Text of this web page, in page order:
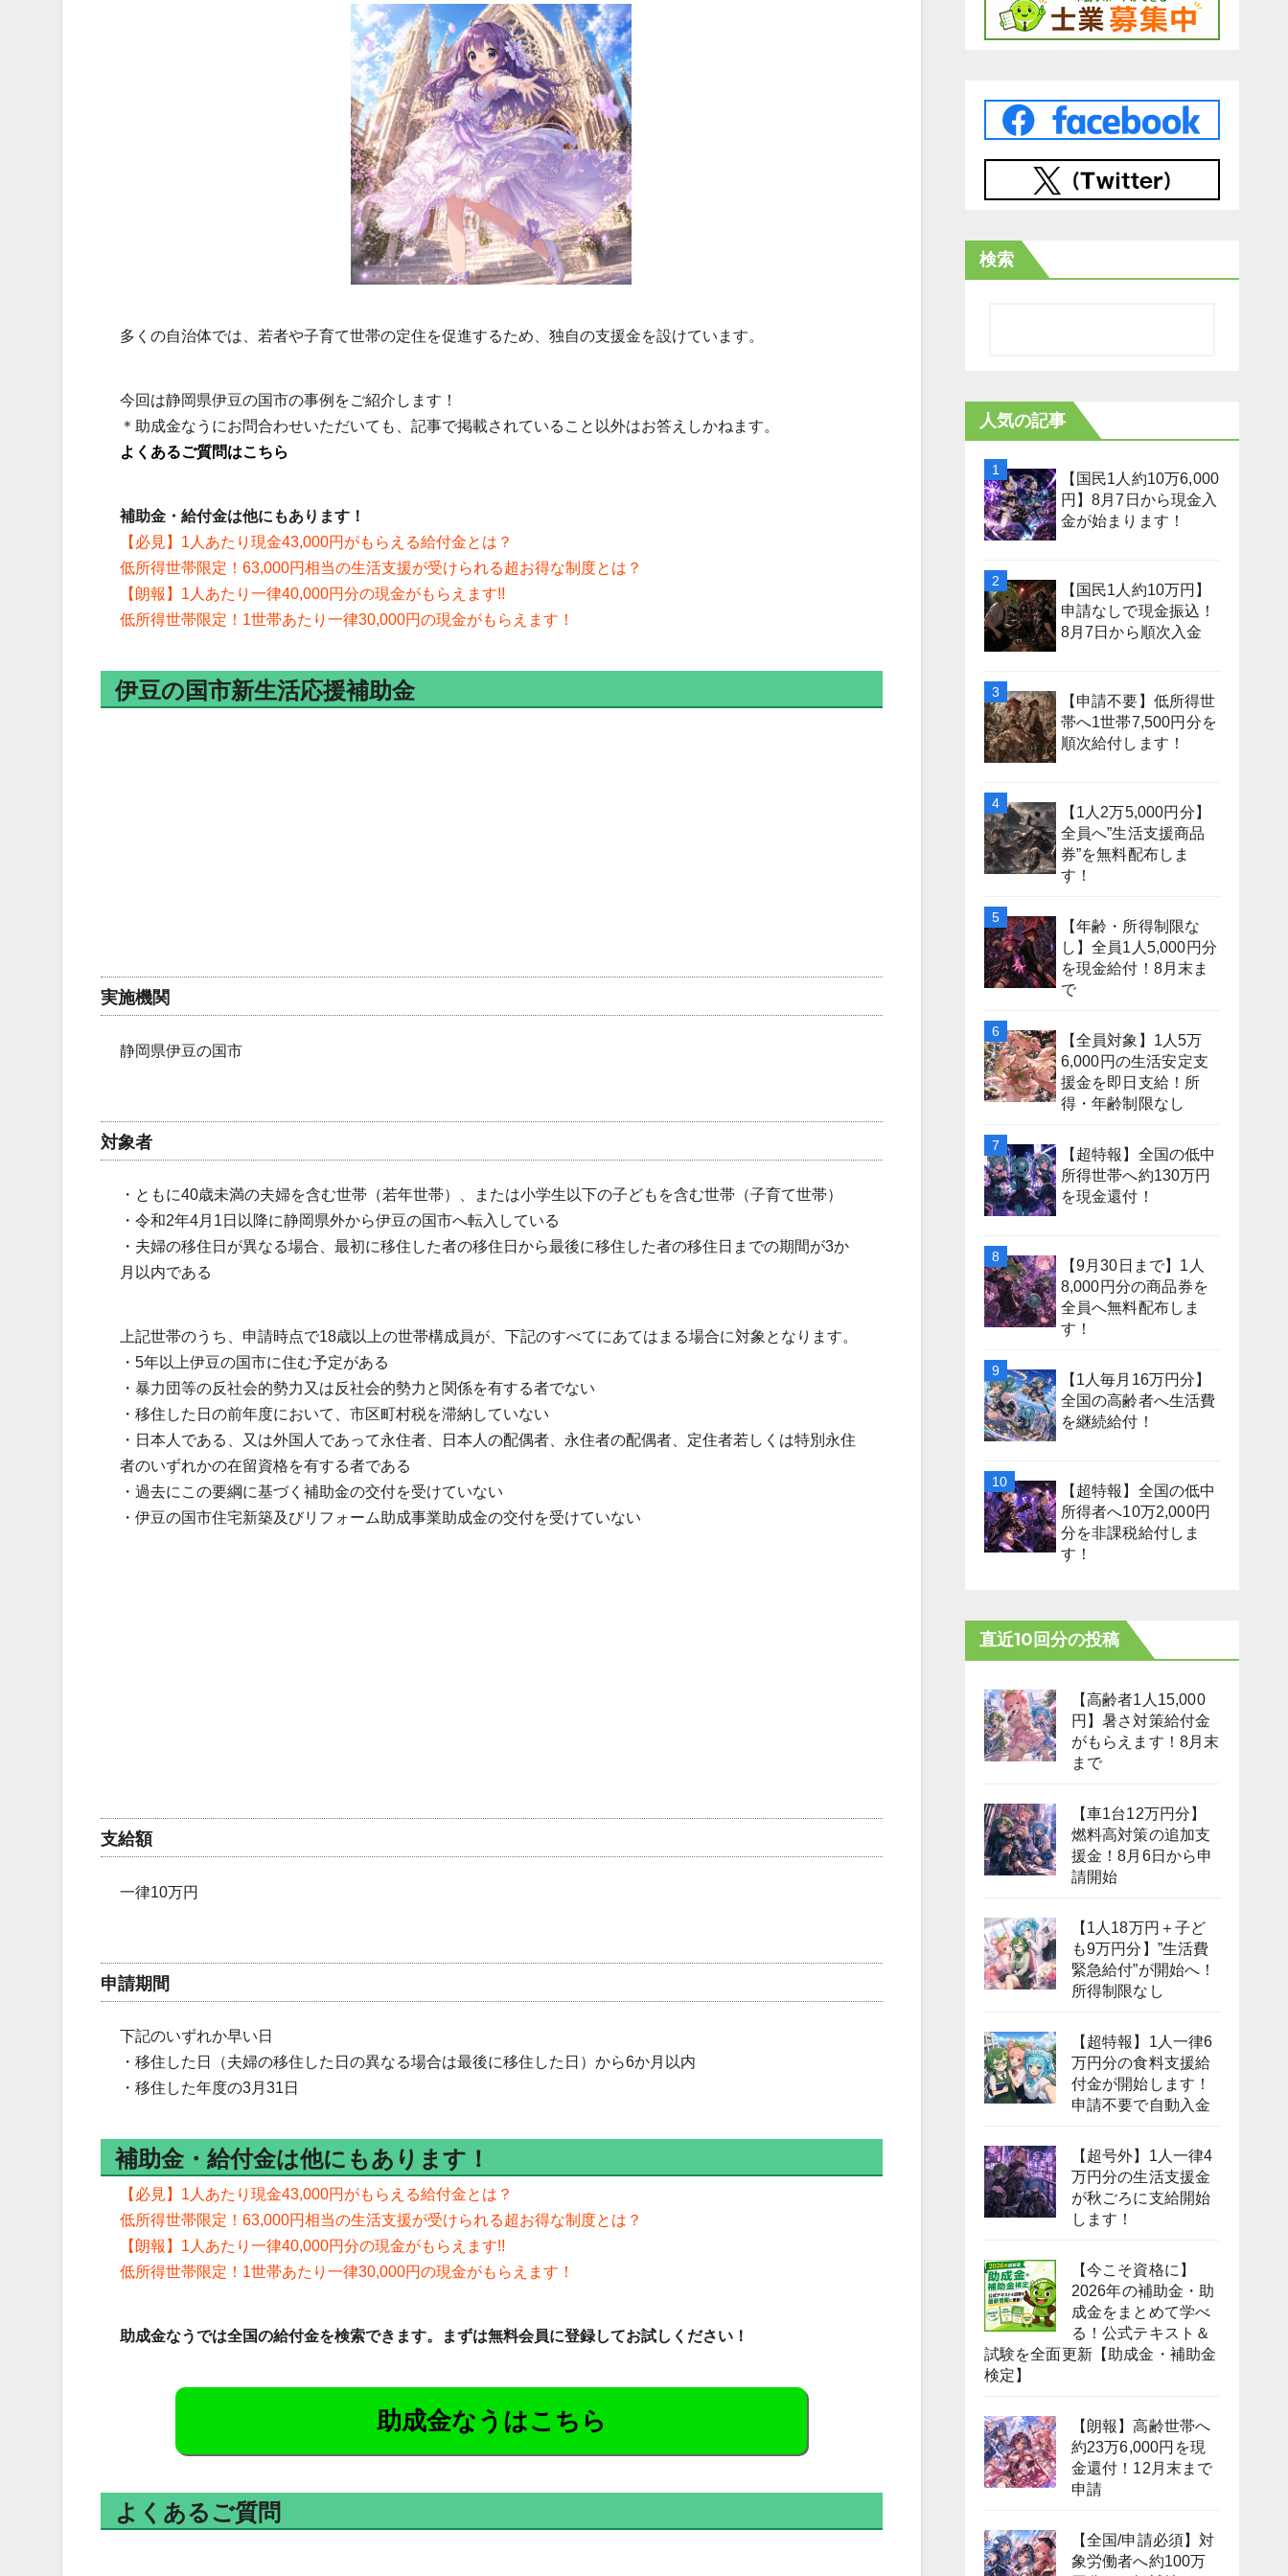
多くの自治体では、若者や子育て世帯の定住を促進するため、独自の支援金を設けています。
今回は静岡県伊豆の国市の事例をご紹介します！
＊助成金なうにお問合わせいただいても、記事で掲載されていること以外はお答えしかねます。
よくあるご質問はこちら
補助金・給付金は他にもあります！
【必見】1人あたり現金43,000円がもらえる給付金とは？
低所得世帯限定！63,000円相当の生活支援が受けられる超お得な制度とは？
【朗報】1人あたり一律40,000円分の現金がもらえます!!
低所得世帯限定！1世帯あたり一律30,000円の現金がもらえます！
伊豆の国市新生活応援補助金
実施機関
静岡県伊豆の国市
対象者
・ともに40歳未満の夫婦を含む世帯（若年世帯）、または小学生以下の子どもを含む世帯（子育て世帯）
・令和2年4月1日以降に静岡県外から伊豆の国市へ転入している
・夫婦の移住日が異なる場合、最初に移住した者の移住日から最後に移住した者の移住日までの期間が3か
月以内である
上記世帯のうち、申請時点で18歳以上の世帯構成員が、下記のすべてにあてはまる場合に対象となります。
・5年以上伊豆の国市に住む予定がある
・暴力団等の反社会的勢力又は反社会的勢力と関係を有する者でない
・移住した日の前年度において、市区町村税を滞納していない
・日本人である、又は外国人であって永住者、日本人の配偶者、永住者の配偶者、定住者若しくは特別永住
者のいずれかの在留資格を有する者である
・過去にこの要綱に基づく補助金の交付を受けていない
・伊豆の国市住宅新築及びリフォーム助成事業助成金の交付を受けていない
支給額
一律10万円
申請期間
下記のいずれか早い日
・移住した日（夫婦の移住した日の異なる場合は最後に移住した日）から6か月以内
・移住した年度の3月31日
補助金・給付金は他にもあります！
【必見】1人あたり現金43,000円がもらえる給付金とは？
低所得世帯限定！63,000円相当の生活支援が受けられる超お得な制度とは？
【朗報】1人あたり一律40,000円分の現金がもらえます!!
低所得世帯限定！1世帯あたり一律30,000円の現金がもらえます！
助成金なうでは全国の給付金を検索できます。まずは無料会員に登録してお試しください！
助成金なうはこちら
よくあるご質問
検索
人気の記事
【国民1人約10万6,000
円】8月7日から現金入
金が始まります！
【国民1人約10万円】
申請なしで現金振込！
8月7日から順次入金
【申請不要】低所得世
帯へ1世帯7,500円分を
順次給付します！
【1人2万5,000円分】
全員へ”生活支援商品
券”を無料配布しま
す！
【年齢・所得制限な
し】全員1人5,000円分
を現金給付！8月末ま
で
【全員対象】1人5万
6,000円の生活安定支
援金を即日支給！所
得・年齢制限なし
【超特報】全国の低中
所得世帯へ約130万円
を現金還付！
【9月30日まで】1人
8,000円分の商品券を
全員へ無料配布しま
す！
【1人毎月16万円分】
全国の高齢者へ生活費
を継続給付！
【超特報】全国の低中
所得者へ10万2,000円
分を非課税給付しま
す！
直近10回分の投稿
【高齢者1人15,000
円】暑さ対策給付金
がもらえます！8月末
まで
【車1台12万円分】
燃料高対策の追加支
援金！8月6日から申
請開始
【1人18万円＋子ど
も9万円分】”生活費
緊急給付”が開始へ！
所得制限なし
【超特報】1人一律6
万円分の食料支援給
付金が開始します！
申請不要で自動入金
【超号外】1人一律4
万円分の生活支援金
が秋ごろに支給開始
します！
【今こそ資格に】
2026年の補助金・助
成金をまとめて学べ
る！公式テキスト＆
試験を全面更新【助成金・補助金
検定】
【朗報】高齢世帯へ
約23万6,000円を現
金還付！12月末まで
申請
【全国/申請必須】対
象労働者へ約100万